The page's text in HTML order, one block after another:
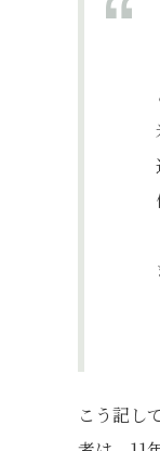
こう記し